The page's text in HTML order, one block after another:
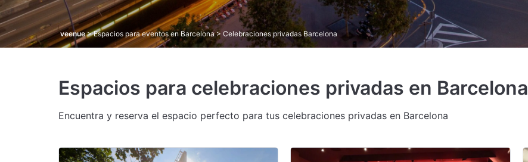
veenue>Espacios para eventos en Barcelona> Celebraciones privadas Barcelona
Espacios para celebraciones privadas en Barcelona
Encuentra y reserva el espacio perfecto para tus celebraciones privadas en Barcelona